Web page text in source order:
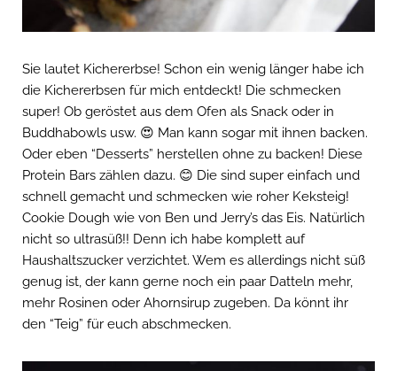
Sie lautet Kichererbse! Schon ein wenig länger habe ich
die Kichererbsen für mich entdeckt! Die schmecken
super! Ob geröstet aus dem Ofen als Snack oder in
Buddhabowls usw. 😍 Man kann sogar mit ihnen backen.
Oder eben “Desserts” herstellen ohne zu backen! Diese
Protein Bars zählen dazu. 😊 Die sind super einfach und
schnell gemacht und schmecken wie roher Keksteig!
Cookie Dough wie von Ben und Jerry’s das Eis. Natürlich
nicht so ultrasüß!! Denn ich habe komplett auf
Haushaltszucker verzichtet. Wem es allerdings nicht süß
genug ist, der kann gerne noch ein paar Datteln mehr,
mehr Rosinen oder Ahornsirup zugeben. Da könnt ihr
den “Teig” für euch abschmecken.